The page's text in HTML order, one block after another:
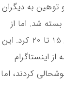
توهین به دیگران
شد. اما از
این اتفاقات درس نگفت و طی یک اقدام جنجالی از طرفداران خود درخواست دختران 15 تا 20 کرد. این
اینستاگرام
کردند، اما